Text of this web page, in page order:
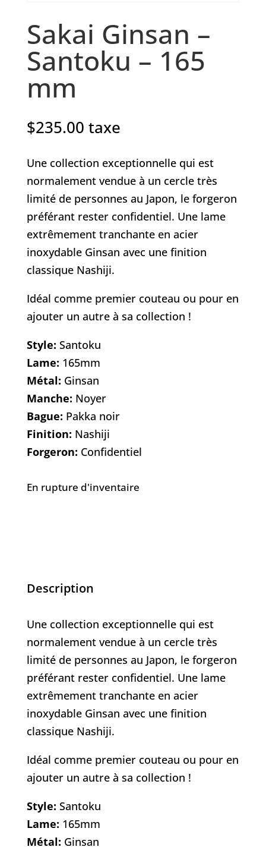
Sakai Ginsan –
Santoku – 165
mm
$235.00 taxe
Une collection exceptionnelle qui est
normalement vendue à un cercle très
limité de personnes au Japon, le forgeron
préférant rester confidentiel. Une lame
extrêmement tranchante en acier
inoxydable Ginsan avec une finition
classique Nashiji.
Idéal comme premier couteau ou pour en
ajouter un autre à sa collection !
Style: Santoku
Lame: 165mm
Métal: Ginsan
Manche: Noyer
Bague: Pakka noir
Finition: Nashiji
Forgeron: Confidentiel
En rupture d'inventaire
Description
Une collection exceptionnelle qui est
normalement vendue à un cercle très
limité de personnes au Japon, le forgeron
préférant rester confidentiel. Une lame
extrêmement tranchante en acier
inoxydable Ginsan avec une finition
classique Nashiji.
Idéal comme premier couteau ou pour en
ajouter un autre à sa collection !
Style: Santoku
Lame: 165mm
Métal: Ginsan